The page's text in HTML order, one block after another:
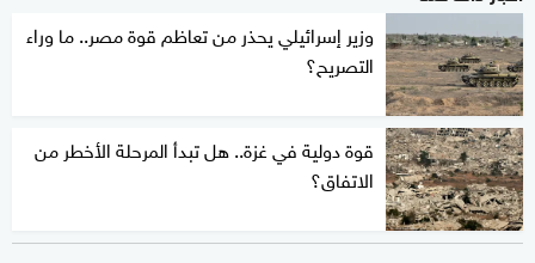
وزير إسرائيلي يحذر من تعاظم قوة مصر.. ما وراء
التصريح؟
قوة دولية في غزة.. هل تبدأ المرحلة الأخطر من
الاتفاق؟